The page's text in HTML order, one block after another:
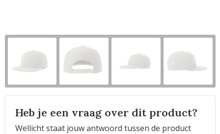
Heb je een vraag over dit product?
Wellicht staat jouw antwoord tussen de product